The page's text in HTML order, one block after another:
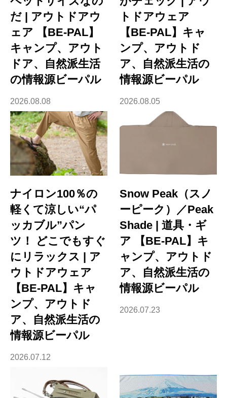
だ | アウトドアウ
ェア 【BE-PAL】
キャンプ、アウト
ドア、自然派生活
の情報源ビーパル
2026.08.08
トドアウェア
【BE-PAL】キャ
ンプ、アウトド
ア、自然派生活の
情報源ビーパル
2026.08.05
ナイロン100％の
軽くて涼しい“パ
ッカブル”パン
ツ！ どこでもすぐ
にリラックス | ア
ウトドアウェア
【BE-PAL】キャ
ンプ、アウトド
ア、自然派生活の
情報源ビーパル
2026.07.12
Snow Peak（スノ
ーピーク）／Peak
Shade | 道具・ギ
ア 【BE-PAL】キ
ャンプ、アウトド
ア、自然派生活の
情報源ビーパル
2026.07.23